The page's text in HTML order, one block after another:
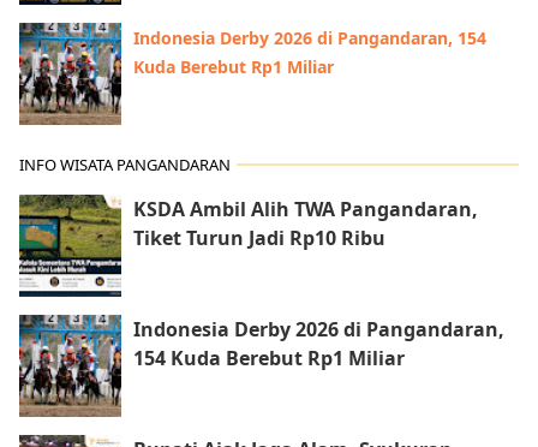
Indonesia Derby 2026 di Pangandaran, 154
Kuda Berebut Rp1 Miliar
INFO WISATA PANGANDARAN
KSDA Ambil Alih TWA Pangandaran,
Tiket Turun Jadi Rp10 Ribu
Indonesia Derby 2026 di Pangandaran,
154 Kuda Berebut Rp1 Miliar